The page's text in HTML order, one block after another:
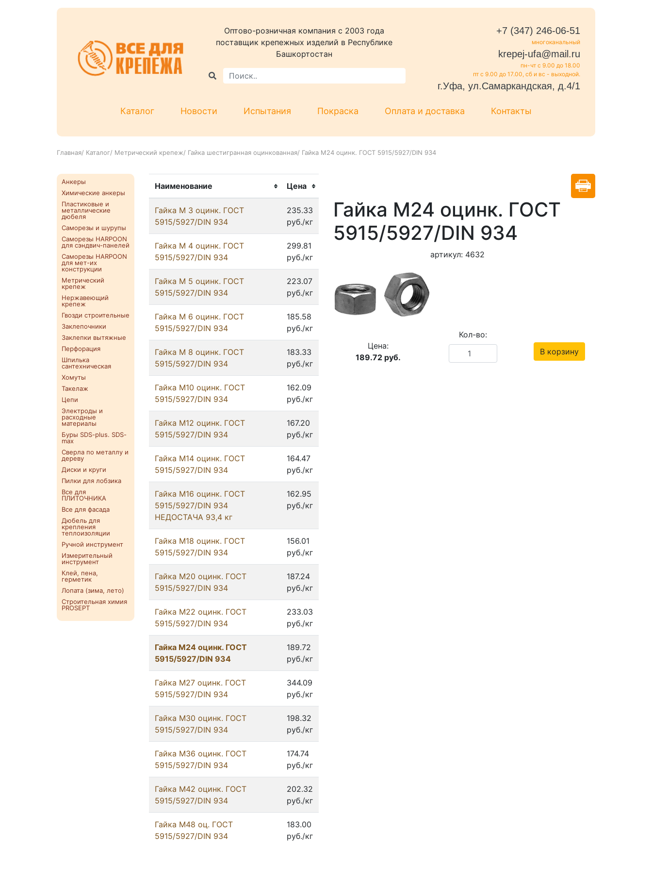
Оптово-розничная компания c 2003 года
поставщик крепежных изделий в Республике
Башкортостан
+7 (347) 246-06-51
многоканальный
krepej-ufa@mail.ru
пн-чт с 9.00 до 18.00
пт с 9.00 до 17.00, сб и вс - выходной.
г.Уфа, ул.Самаркандская, д.4/1
Каталог Новости Испытания Покраска Оплата и доставка Контакты
Главная/ Каталог/ Метрический крепеж/ Гайка шестигранная оцинкованная/ Гайка М24 оцинк. ГОСТ 5915/5927/DIN 934
Анкеры
Химические анкеры
Пластиковые и
металлические
дюбеля
Саморезы и шурупы
Саморезы HARPOON
для сэндвич-панелей
Саморезы HARPOON
для мет-их
конструкции
Метрический
крепеж
Нержавеющий
крепеж
Гвозди строительные
Заклепочники
Заклепки вытяжные
Перфорация
Шпилька
сантехническая
Хомуты
Такелаж
Цепи
Электроды и
расходные
материалы
Буры SDS-plus. SDS-
max
Сверла по металлу и
дереву
Диски и круги
Пилки для лобзика
Все для
ПЛИТОЧНИКА
Все для фасада
Дюбель для
крепления
теплоизоляции
Ручной инструмент
Измерительный
инструмент
Клей, пена,
герметик
Лопата (зима, лето)
Строительная химия
PROSEPT
Наименование Цена
Гайка М 3 оцинк. ГОСТ
5915/5927/DIN 934
235.33
руб./кг
Гайка М 4 оцинк. ГОСТ
5915/5927/DIN 934
299.81
руб./кг
Гайка М 5 оцинк. ГОСТ
5915/5927/DIN 934
223.07
руб./кг
Гайка М 6 оцинк. ГОСТ
5915/5927/DIN 934
185.58
руб./кг
Гайка М 8 оцинк. ГОСТ
5915/5927/DIN 934
183.33
руб./кг
Гайка М10 оцинк. ГОСТ
5915/5927/DIN 934
162.09
руб./кг
Гайка М12 оцинк. ГОСТ
5915/5927/DIN 934
167.20
руб./кг
Гайка М14 оцинк. ГОСТ
5915/5927/DIN 934
164.47
руб./кг
Гайка М16 оцинк. ГОСТ
5915/5927/DIN 934
НЕДОСТАЧА 93,4 кг
162.95
руб./кг
Гайка М18 оцинк. ГОСТ
5915/5927/DIN 934
156.01
руб./кг
Гайка М20 оцинк. ГОСТ
5915/5927/DIN 934
187.24
руб./кг
Гайка М22 оцинк. ГОСТ
5915/5927/DIN 934
233.03
руб./кг
Гайка М24 оцинк. ГОСТ
5915/5927/DIN 934
189.72
руб./кг
Гайка М27 оцинк. ГОСТ
5915/5927/DIN 934
344.09
руб./кг
Гайка М30 оцинк. ГОСТ
5915/5927/DIN 934
198.32
руб./кг
Гайка М36 оцинк. ГОСТ
5915/5927/DIN 934
174.74
руб./кг
Гайка М42 оцинк. ГОСТ
5915/5927/DIN 934
202.32
руб./кг
Гайка М48 оц. ГОСТ
5915/5927/DIN 934
183.00
руб./кг
Гайка М24 оцинк. ГОСТ
5915/5927/DIN 934
артикул: 4632
Цена:
189.72 руб.
Кол-во:
В корзину